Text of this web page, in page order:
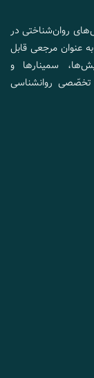
روان‌شناختی در
عنوان مرجعی قابل
سمینارها و
روانشناسی